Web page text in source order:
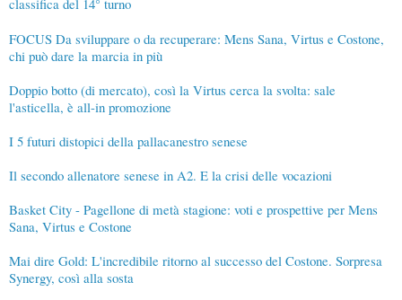
classifica del 14° turno
FOCUS Da sviluppare o da recuperare: Mens Sana, Virtus e Costone,
chi può dare la marcia in più
Doppio botto (di mercato), così la Virtus cerca la svolta: sale
l'asticella, è all-in promozione
I 5 futuri distopici della pallacanestro senese
Il secondo allenatore senese in A2. E la crisi delle vocazioni
Basket City - Pagellone di metà stagione: voti e prospettive per Mens
Sana, Virtus e Costone
Mai dire Gold: L'incredibile ritorno al successo del Costone. Sorpresa
Synergy, così alla sosta